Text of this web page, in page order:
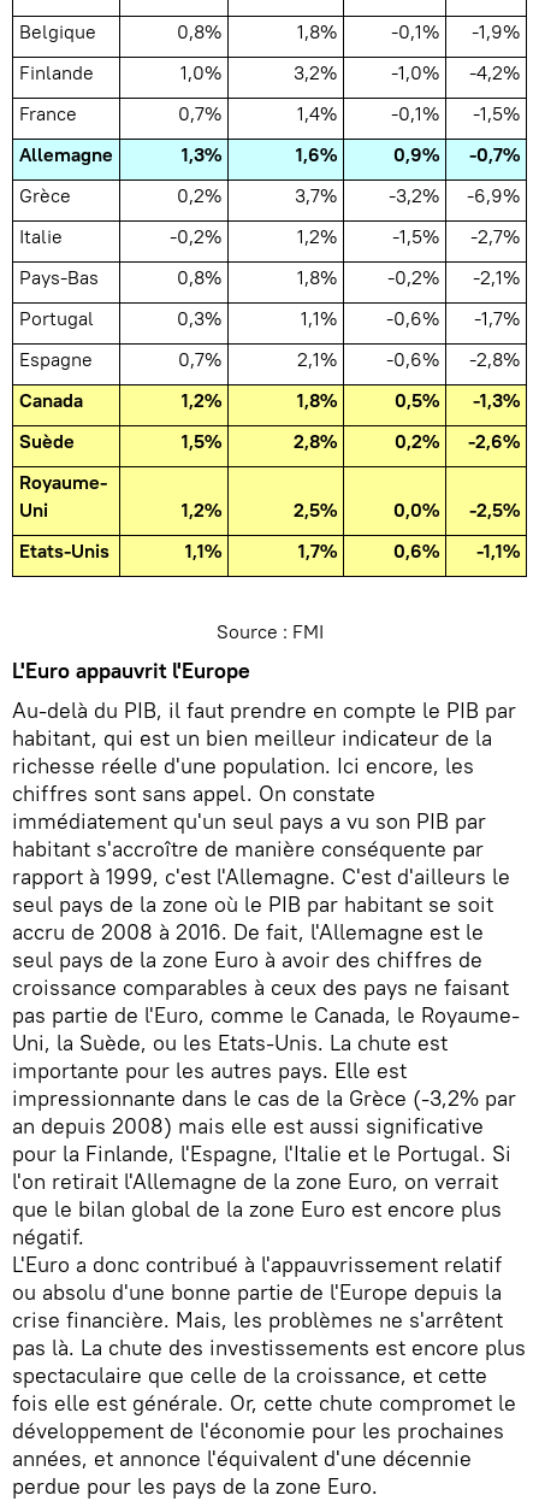
Belgique
0,8% 1,8% -0,1%
-1,9%
Finlande
1,0% 3,2% -1,0%
-4,2%
France
0,7% 1,4% -0,1%
-1,5%
Allemagne
1,3% 1,6% 0,9%
-0,7%
Grèce
0,2% 3,7% -3,2%
-6,9%
Italie
-0,2% 1,2% -1,5%
-2,7%
Pays-Bas
0,8% 1,8% -0,2%
-2,1%
Portugal
0,3% 1,1% -0,6%
-1,7%
Espagne
0,7% 2,1% -0,6%
-2,8%
Canada
1,2% 1,8% 0,5%
-1,3%
Suède
1,5% 2,8% 0,2%
-2,6%
Royaume-
Uni
1,2% 2,5% 0,0%
-2,5%
Etats-Unis
1,1% 1,7% 0,6% -1,1%
Source : FMI
L'Euro appauvrit l'Europe
Au-delà du PIB, il faut prendre en compte le PIB par
habitant, qui est un bien meilleur indicateur de la
richesse réelle d'une population. Ici encore, les
chiffres sont sans appel. On constate
immédiatement qu'un seul pays a vu son PIB par
habitant s'accroître de manière conséquente par
rapport à 1999, c'est l'Allemagne. C'est d'ailleurs le
seul pays de la zone où le PIB par habitant se soit
accru de 2008 à 2016. De fait, l'Allemagne est le
seul pays de la zone Euro à avoir des chiffres de
croissance comparables à ceux des pays ne faisant
pas partie de l'Euro, comme le Canada, le Royaume-
Uni, la Suède, ou les Etats-Unis. La chute est
importante pour les autres pays. Elle est
impressionnante dans le cas de la Grèce (-3,2% par
an depuis 2008) mais elle est aussi significative
pour la Finlande, l'Espagne, l'Italie et le Portugal. Si
l'on retirait l'Allemagne de la zone Euro, on verrait
que le bilan global de la zone Euro est encore plus
négatif.
L'Euro a donc contribué à l'appauvrissement relatif
ou absolu d'une bonne partie de l'Europe depuis la
crise financière. Mais, les problèmes ne s'arrêtent
pas là. La chute des investissements est encore plus
spectaculaire que celle de la croissance, et cette
fois elle est générale. Or, cette chute compromet le
développement de l'économie pour les prochaines
années, et annonce l'équivalent d'une décennie
perdue pour les pays de la zone Euro.